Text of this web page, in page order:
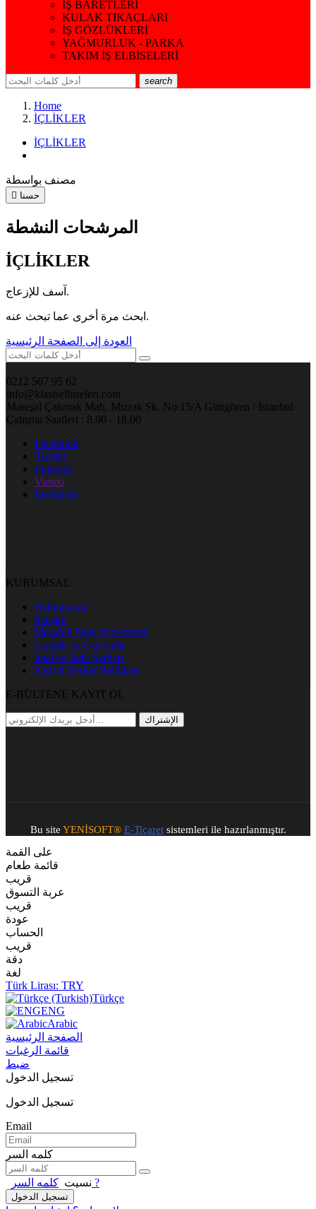
İŞ BARETLERİ
KULAK TIKAÇLARI
İŞ GÖZLÜKLERİ
YAĞMURLUK - PARKA
TAKIM İŞ ELBİSELERİ
search
Home
İÇLİKLER
İÇLİKLER
مصنف بواسطة
 حسنا
المرشحات النشطة
İÇLİKLER
آسف للإزعاج.
ابحث مرة أخرى عما تبحث عنه.
العودة إلى الصفحة الرئيسية
0212 507 95 62
info@klasiselbiseleri.com
Mareşal Çakmak Mah. Mızrak Sk. No:15/A Güngören / İstanbul
Çalışma Saatleri : 8.00 - 18.00
Facebook
Twitter
Pinterest
Vimeo
Instagram
KURUMSAL
Hakkımızda
İletişim
Mesafeli Satış Sözleşmesi
Gizlilik ve Güvenlik
İptal ve İade Şartları
Kişisel Veriler Politikası
E-BÜLTENE KAYIT OL
الإشتراك
Bu site YENİSOFT®️ E-Ticaretsistemleri ile hazırlanmıştır.
على القمة
قائمة طعام
قريب
عربة التسوق
قريب
عودة
الحساب
قريب
دقة
لغة
Türk Lirası: TRY
Türkçe
ENG
Arabic
الصفحة الرئيسية
قائمة الرغبات
ضبط
تسجيل الدخول
تسجيل الدخول
Email
كلمه السر
نسيت كلمه السر ?
تسجيل الدخول